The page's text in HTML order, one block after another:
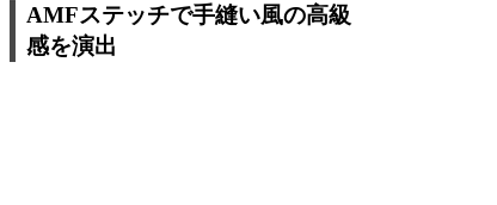
AMFステッチで手縫い風の高級
感を演出